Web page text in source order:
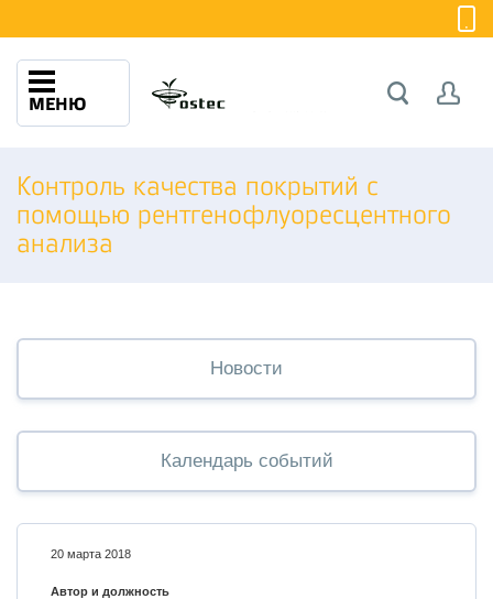
МЕНЮ
Контроль качества покрытий с
помощью рентгенофлуоресцентного
анализа
Новости
Календарь событий
20 марта 2018
Автор и должность